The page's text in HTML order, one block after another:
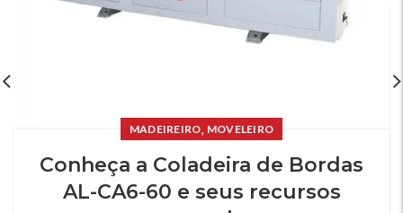
MADEIREIRO, MOVELEIRO
Conheça a Coladeira de Bordas
AL-CA6-60 e seus recursos